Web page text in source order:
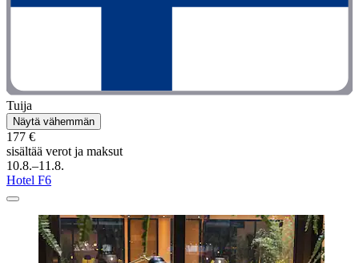
Tuija
Näytä vähemmän
177 €
sisältää verot ja maksut
10.8.–11.8.
Hotel F6